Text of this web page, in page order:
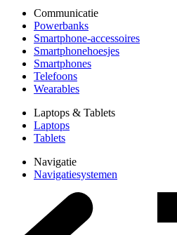
Communicatie
Powerbanks
Smartphone-accessoires
Smartphonehoesjes
Smartphones
Telefoons
Wearables
Laptops & Tablets
Laptops
Tablets
Navigatie
Navigatiesystemen